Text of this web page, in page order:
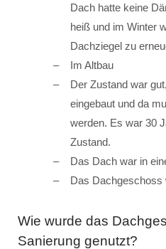
Dach hatte keine
heiß und im Winter
Dachziegel zu
Im Altbau
Der Zustand war
eingebaut und da
werden. Es war 30
Zustand.
Das Dach war in
Das Dachgeschoss
Wie wurde das
Sanierung genutzt?